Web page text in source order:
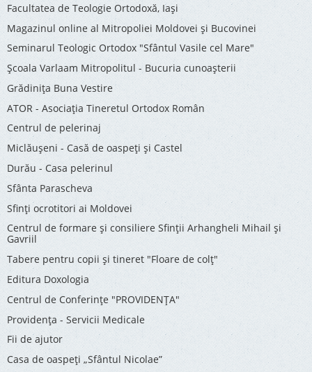
Facultatea de Teologie Ortodoxă, Iaşi
Magazinul online al Mitropoliei Moldovei și Bucovinei
Seminarul Teologic Ortodox "Sfântul Vasile cel Mare"
Şcoala Varlaam Mitropolitul - Bucuria cunoaşterii
Grădinița Buna Vestire
ATOR - Asociaţia Tineretul Ortodox Român
Centrul de pelerinaj
Miclăușeni - Casă de oaspeţi şi Castel
Durău - Casa pelerinul
Sfânta Parascheva
Sfinți ocrotitori ai Moldovei
Centrul de formare și consiliere Sfinții Arhangheli Mihail și
Gavriil
Tabere pentru copii şi tineret "Floare de colţ"
Editura Doxologia
Centrul de Conferinţe "PROVIDENŢA"
Providenţa - Servicii Medicale
Fii de ajutor
Casa de oaspeți „Sfântul Nicolae”